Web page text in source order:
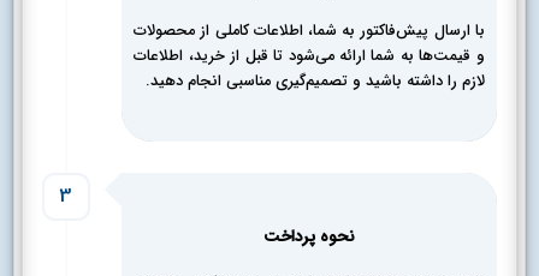
با ارسال پیش‌فاکتور به شما، اطلاعات کاملی از محصولات
و قیمت‌ها به شما ارائه می‌شود تا قبل از خرید، اطلاعات
لازم را داشته باشید و تصمیم‌گیری مناسبی انجام دهید.
نحوه پرداخت